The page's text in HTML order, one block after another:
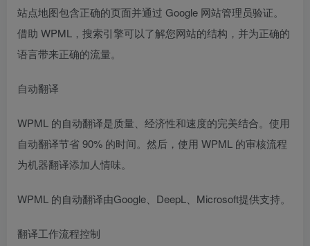
站点地图包含正确的页面并通过 Google 网站管理员验证。
借助 WPML，搜索引擎可以了解您网站的结构，并为正确的
语言带来正确的流量。
自动翻译
WPML 的自动翻译是质量、经济性和速度的完美结合。使用
自动翻译节省 90% 的时间。然后，使用 WPML 的审核流程
为机器翻译添加人情味。
WPML 的自动翻译由Google、DeepL、Microsoft提供支持。
翻译工作流程控制